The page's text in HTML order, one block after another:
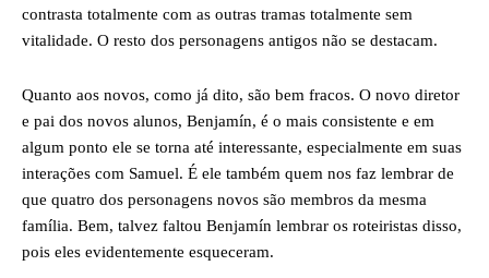
contrasta totalmente com as outras tramas totalmente sem
vitalidade. O resto dos personagens antigos não se destacam.
Quanto aos novos, como já dito, são bem fracos. O novo diretor
e pai dos novos alunos, Benjamín, é o mais consistente e em
algum ponto ele se torna até interessante, especialmente em suas
interações com Samuel. É ele também quem nos faz lembrar de
que quatro dos personagens novos são membros da mesma
família. Bem, talvez faltou Benjamín lembrar os roteiristas disso,
pois eles evidentemente esqueceram.